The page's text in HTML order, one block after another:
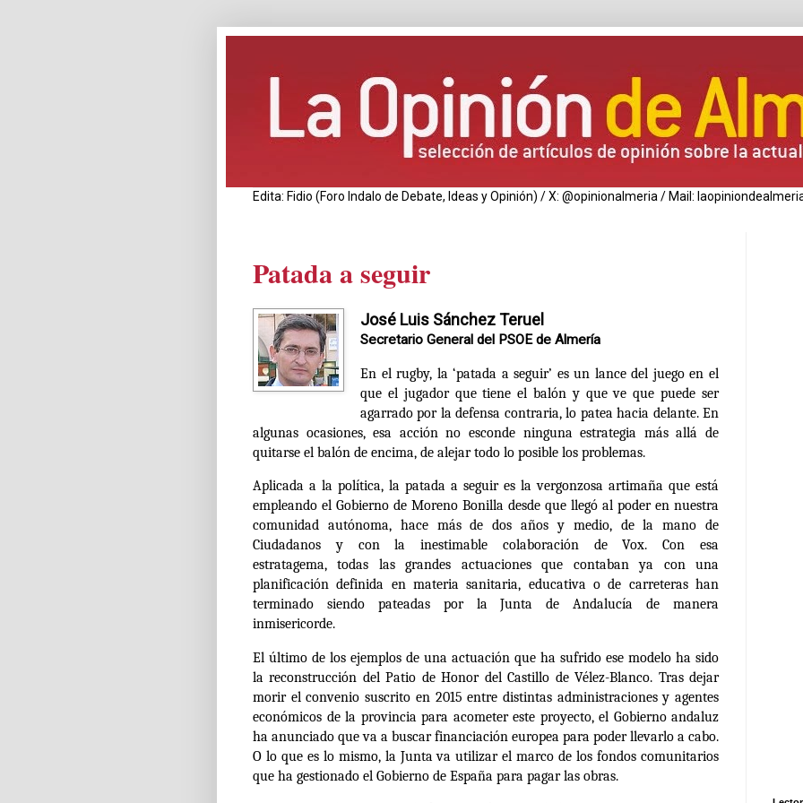
Edita: Fidio (Foro Indalo de Debate, Ideas y Opinión) / X: @opinionalmeria / Mail:
Patada a seguir
José Luis Sánchez Teruel
Secretario General del PSOE de Almería
En el rugby, la‘patada a seguir’ es un lance del juego en el
que el jugador que tiene el balón y que ve que puede ser
agarrado por la defensa contraria, lo patea hacia delante. En
algunas ocasiones, esa acción no esconde ninguna estrategia más allá de
quitarse el balón de encima, de alejar todo lo posible los problemas.
Aplicada a la política, la patada a seguir es la vergonzosa artimaña que está
empleando el Gobierno de Moreno Bonilla desde que llegó al poder en nuestra
comunidad autónoma, hace más de dos años y medio, de la mano de
Ciudadanos y con la inestimable colaboración de Vox. Con esa
estratagema,todas las grandes actuaciones que contaban ya con una
planificación definida en materia sanitaria, educativa o de carreteras han
terminado siendo pateadas por la Junta de Andalucíade manera
inmisericorde.
El último de los ejemplos de una actuación que ha sufrido ese modelo ha sido
la reconstrucción del Patio de Honor del Castillo de Vélez-Blanco. Tras dejar
morir el convenio suscrito en 2015 entre distintas administraciones y agentes
económicos de la provincia para acometer este proyecto, el Gobierno andaluz
ha anunciado que va a buscar financiación europea para poder llevarlo a cabo.
O lo que es lo mismo, la Junta va utilizar el marco de los fondos comunitarios
que ha gestionado el Gobierno de España para pagar las obras.